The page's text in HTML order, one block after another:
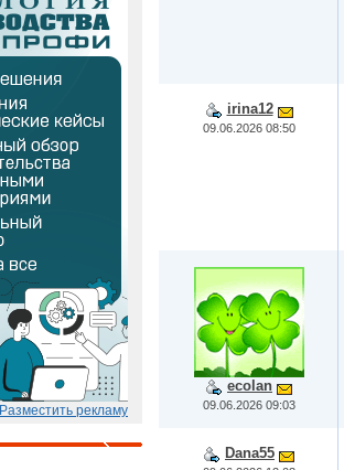
Разместить рекламу
irina12
09.06.2026 08:50
ecolan
09.06.2026 09:03
Dana55